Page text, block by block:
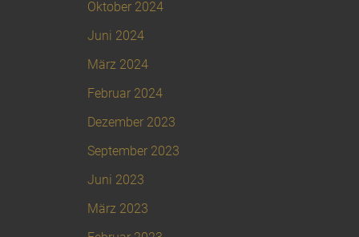
Oktober 2024
Juni 2024
März 2024
Februar 2024
Dezember 2023
September 2023
Juni 2023
März 2023